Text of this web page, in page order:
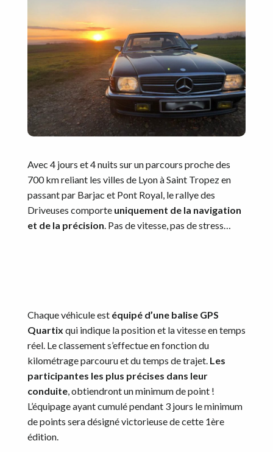
Avec 4 jours et 4 nuits sur un parcours proche des
700 km reliant les villes de Lyon à Saint Tropez en
passant par Barjac et Pont Royal, le rallye des
Driveuses comporte uniquement de la navigation
et de la précision . Pas de vitesse, pas de stress…
Chaque véhicule est équipé d’une balise GPS
Quartix qui indique la position et la vitesse en temps
réel. Le classement s’effectue en fonction du
kilométrage parcouru et du temps de trajet. Les
participantes les plus précises dans leur
conduite , obtiendront un minimum de point !
L’équipage ayant cumulé pendant 3 jours le minimum
de points sera désigné victorieuse de cette 1ère
édition.